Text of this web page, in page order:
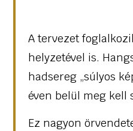
A tervezet
helyzetével is.
hadsereg „súlyos
éven belül meg kell
Ez nagyon